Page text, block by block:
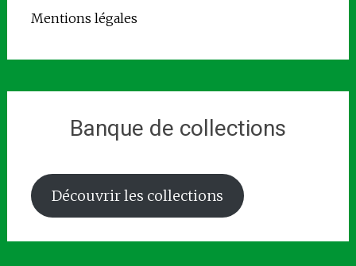
Mentions légales
Banque de collections
Découvrir les collections